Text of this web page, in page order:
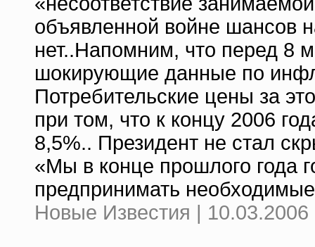
объявленной войне шансов
нет..Напомним, что перед 8
шокирующие данные по
Потребительские цены за
при том, что к концу 2006
8,5%.. Президент не стал
«Мы в конце прошлого года
предпринимать
Новые Известия | 10.03.2006